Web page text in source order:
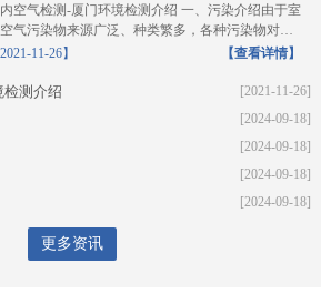
空气检测-厦门环境检测介绍 一、污染介绍由于室
气污染物来源广泛、种类繁多，各种污染物对人
的危...
2021-11-26】 【查看详情】
[2021-11-26]
检测介绍
[2024-09-18]
[2024-09-18]
[2024-09-18]
[2024-09-18]
更多资讯